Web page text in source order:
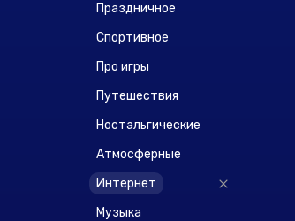
Праздничное
Спортивное
Про игры
Путешествия
Ностальгические
Атмосферные
Интернет
Музыка